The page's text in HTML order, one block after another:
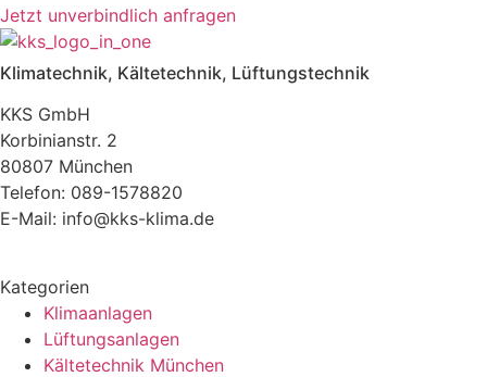
Jetzt unverbindlich anfragen
Klimatechnik, Kältetechnik, Lüftungstechnik
KKS GmbH
Korbinianstr. 2
80807 München
Telefon: 089-1578820
E-Mail: info@kks-klima.de
Kategorien
Klimaanlagen
Lüftungsanlagen
Kältetechnik München